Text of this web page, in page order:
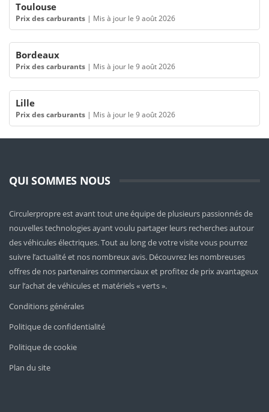
Toulouse
Prix des carburants | Mis à jour le 9 août 2026
Bordeaux
Prix des carburants | Mis à jour le 9 août 2026
Lille
Prix des carburants | Mis à jour le 9 août 2026
QUI SOMMES NOUS
Circulerpropre est avant tout une équipe de plusieurs passionnés de
nouvelles technologies ayant voulu partager leurs recherches autour
des véhicules électriques. Tout au long de votre visite vous pourrez
suivre l’actualité et nos nombreux avis. Découvrez les nombreuses
offres de nos partenaires commerciaux et profitez de prix avantageux
sur l’achat de véhicules et matériels « verts ».
Conditions générales
Politique de confidentialité
Politique de cookie
Plan du site